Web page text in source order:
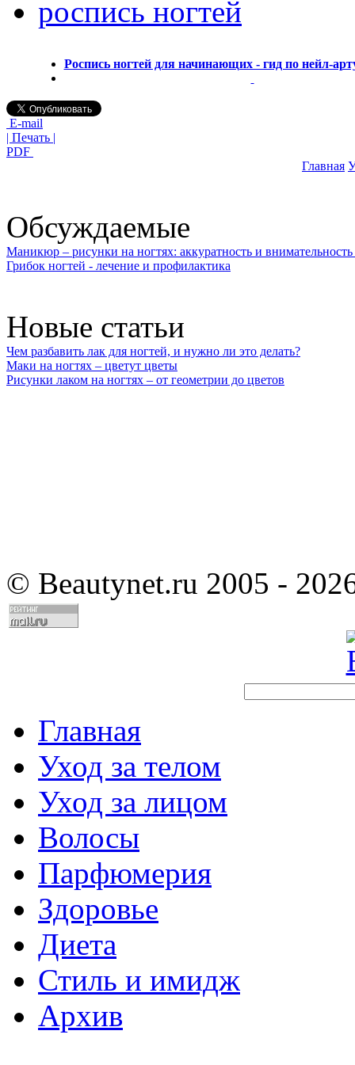
роспись ногтей
Роспись ногтей для начинающих - гид по нейл-
E-mail
| Печать |
PDF
Главная
Обсуждаемые
Маникюр – рисунки на ногтях: аккуратность и
Грибок ногтей - лечение и профилактика
Новые статьи
Чем разбавить лак для ногтей, и нужно ли это делать?
Маки на ногтях – цветут цветы
Рисунки лаком на ногтях – от геометрии до цветов
© Beautynet.ru 2005 -
Главная
Уход за телом
Уход за лицом
Волосы
Парфюмерия
Здоровье
Диета
Стиль и имидж
Архив